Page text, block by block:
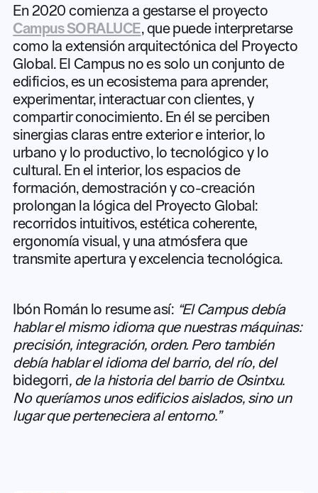
En 2020 comienza a gestarse el proyecto
Campus SORALUCE, que puede interpretarse
como la extensión arquitectónica del Proyecto
Global. El Campus no es solo un conjunto de
edificios, es un ecosistema para aprender,
experimentar, interactuar con clientes, y
compartir conocimiento. En él se perciben
sinergias claras entre exterior e interior, lo
urbano y lo productivo, lo tecnológico y lo
cultural. En el interior, los espacios de
formación, demostración y co-creación
prolongan la lógica del Proyecto Global:
recorridos intuitivos, estética coherente,
ergonomía visual, y una atmósfera que
transmite apertura y excelencia tecnológica.
Ibón Román lo resume así: “El Campus debía
hablar el mismo idioma que nuestras máquinas:
precisión, integración, orden. Pero también
debía hablar el idioma del barrio, del río, del
bidegorri, de la historia del barrio de Osintxu.
No queríamos unos edificios aislados, sino un
lugar que perteneciera al entorno.”